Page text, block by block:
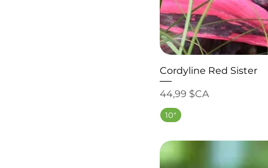
Cordyline Red Sister
Prix
44,99 $CA
10"